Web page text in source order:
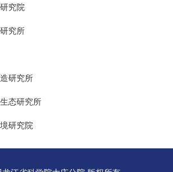
究院
究所
研究所
态研究所
研究院